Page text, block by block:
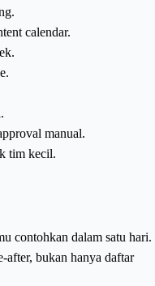
calendar.
manual.
tim kecil.
contohkan dalam satu hari.
bukan hanya daftar